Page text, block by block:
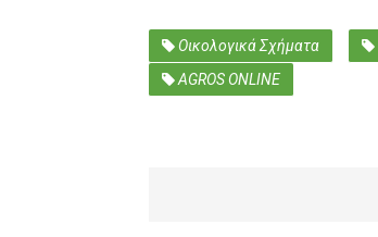
Οικολογικά Σχήματα
AGROS ONLINE